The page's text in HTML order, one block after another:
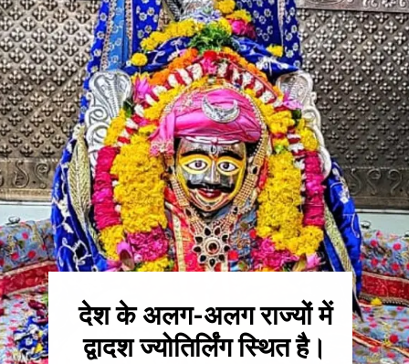
देश के अलग-अलग राज्यों में
द्वादश ज्योतिर्लिंग स्थित है।